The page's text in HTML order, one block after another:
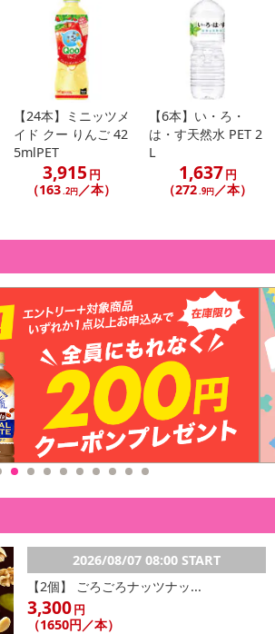
【24本】ミニッツメ
イド クー りんご 42
5mlPET
3,915 円
（163.2円／本）
【6本】い・ろ・
は・す天然水 PET 2
L
1,637円
（272.9円／本）
2026/08/07 08:00 START
【2個】 ごろごろナッツナッ...
3,300円
（1650円／本）